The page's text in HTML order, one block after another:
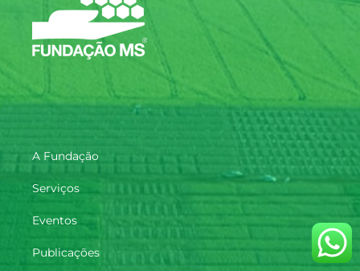
A Fundação
Serviços
Eventos
Publicações